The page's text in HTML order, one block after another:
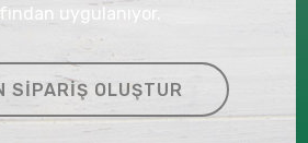
uygulanıyor.
SIPARIŞ OLUŞTUR